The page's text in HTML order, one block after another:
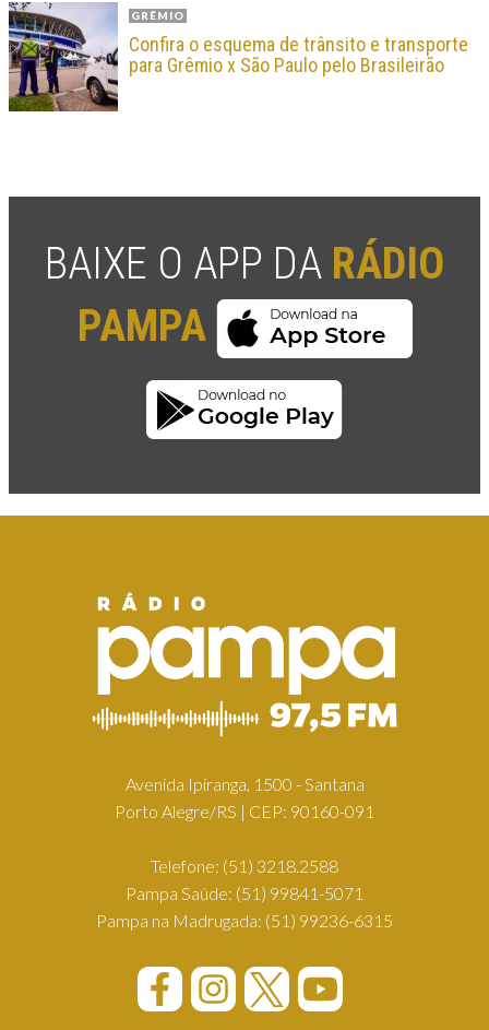
GRÊMIO
Confira o esquema de trânsito e transporte
para Grêmio x São Paulo pelo Brasileirão
BAIXE O APP DA RÁDIO
PAMPA
Avenida Ipiranga, 1500 - Santana
Porto Alegre/RS | CEP: 90160-091
Telefone: (51) 3218.2588
Pampa Saúde: (51) 99841-5071
Pampa na Madrugada: (51) 99236-6315